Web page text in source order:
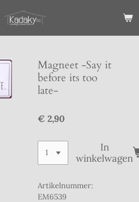
Magneet -Say it
before its too
late-
€ 2,90
In
winkelwagen
Artikelnummer:
EM6539